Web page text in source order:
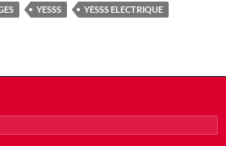
YESSS
YESSS ELECTRIQUE